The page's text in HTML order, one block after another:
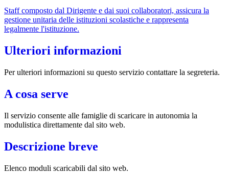
Staff composto dal Dirigente e dai suoi collaboratori, assicura la
gestione unitaria delle istituzioni scolastiche e rappresenta
legalmente l'istituzione.
Ulteriori informazioni
Per ulteriori informazioni su questo servizio contattare la segreteria.
A cosa serve
Il servizio consente alle famiglie di scaricare in autonomia la
modulistica direttamente dal sito web.
Descrizione breve
Elenco moduli scaricabili dal sito web.